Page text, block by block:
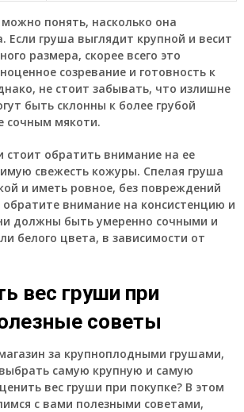
понять, насколько она
Если груша выглядит крупной и весит
размера, скорее всего это
созревание и готовность к
не стоит забывать, что излишне
быть склонны к более грубой
сочным мякоти.
стоит обратить внимание на ее
свежесть кожуры. Спелая груша
и иметь ровное, без повреждений
внимание на консистенцию и
должны быть умеренно сочными и
белого цвета, в зависимости от
вес груши при
советы
за крупноплодными грушами,
самую крупную и самую
вес груши при покупке? В этом
с вами полезными советами,